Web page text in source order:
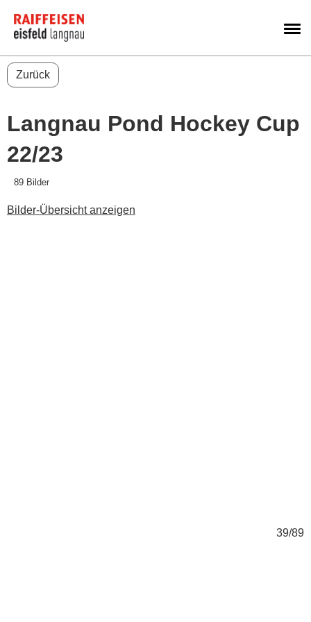
Zurück
Langnau Pond Hockey Cup
22/23
89 Bilder
Bilder-Übersicht anzeigen
39/89